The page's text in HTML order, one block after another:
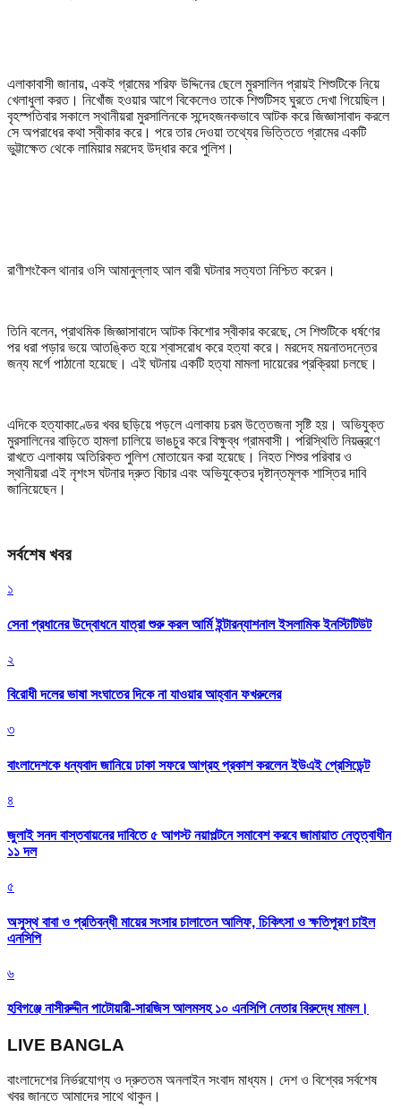
এলাকাবাসী জানায়, একই গ্রামের শরিফ উদ্দিনের ছেলে মুরসালিন প্রায়ই শিশুটিকে নিয়ে
খেলাধুলা করত। নিখোঁজ হওয়ার আগে বিকেলেও তাকে শিশুটিসহ ঘুরতে দেখা গিয়েছিল।
বৃহস্পতিবার সকালে স্থানীয়রা মুরসালিনকে সন্দেহজনকভাবে আটক করে জিজ্ঞাসাবাদ করলে
সে অপরাধের কথা স্বীকার করে। পরে তার দেওয়া তথ্যের ভিত্তিতে গ্রামের একটি
ভুট্টাক্ষেত থেকে লামিয়ার মরদেহ উদ্ধার করে পুলিশ।
রাণীশংকৈল থানার ওসি আমানুল্লাহ আল বারী ঘটনার সত্যতা নিশ্চিত করেন।
তিনি বলেন, প্রাথমিক জিজ্ঞাসাবাদে আটক কিশোর স্বীকার করেছে, সে শিশুটিকে ধর্ষণের
পর ধরা পড়ার ভয়ে আতঙ্কিত হয়ে শ্বাসরোধ করে হত্যা করে। মরদেহ ময়নাতদন্তের
জন্য মর্গে পাঠানো হয়েছে। এই ঘটনায় একটি হত্যা মামলা দায়েরের প্রক্রিয়া চলছে।
এদিকে হত্যাকাণ্ডের খবর ছড়িয়ে পড়লে এলাকায় চরম উত্তেজনা সৃষ্টি হয়। অভিযুক্ত
মুরসালিনের বাড়িতে হামলা চালিয়ে ভাঙচুর করে বিক্ষুব্ধ গ্রামবাসী। পরিস্থিতি নিয়ন্ত্রণে
রাখতে এলাকায় অতিরিক্ত পুলিশ মোতায়েন করা হয়েছে। নিহত শিশুর পরিবার ও
স্থানীয়রা এই নৃশংস ঘটনার দ্রুত বিচার এবং অভিযুক্তের দৃষ্টান্তমূলক শাস্তির দাবি
জানিয়েছেন।
সর্বশেষ খবর
১
সেনা প্রধানের উদ্বোধনে যাত্রা শুরু করল আর্মি ইন্টারন্যাশনাল ইসলামিক ইনস্টিটিউট
২
বিরোধী দলের ভাষা সংঘাতের দিকে না যাওয়ার আহ্বান ফখরুলের
৩
বাংলাদেশকে ধন্যবাদ জানিয়ে ঢাকা সফরে আগ্রহ প্রকাশ করলেন ইউএই প্রেসিডেন্ট
৪
জুলাই সনদ বাস্তবায়নের দাবিতে ৫ আগস্ট নয়াপল্টনে সমাবেশ করবে জামায়াত নেতৃত্বাধীন
১১ দল
৫
অসুস্থ বাবা ও প্রতিবন্ধী মায়ের সংসার চালাতেন আলিফ, চিকিৎসা ও ক্ষতিপূরণ চাইল
এনসিপি
৬
হবিগঞ্জে নাসীরুদ্দীন পাটোয়ারী-সারজিস আলমসহ ১০ এনসিপি নেতার বিরুদ্ধে মামল।
LIVE BANGLA
বাংলাদেশের নির্ভরযোগ্য ও দ্রুততম অনলাইন সংবাদ মাধ্যম। দেশ ও বিশ্বের সর্বশেষ
খবর জানতে আমাদের সাথে থাকুন।